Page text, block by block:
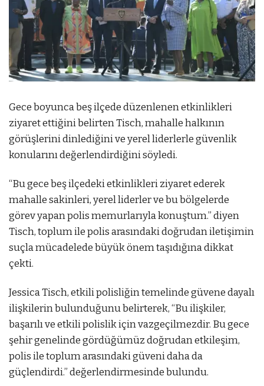
Gece boyunca beş ilçede düzenlenen etkinlikleri
ziyaret ettiğini belirten Tisch, mahalle halkının
görüşlerini dinlediğini ve yerel liderlerle güvenlik
konularını değerlendirdiğini söyledi.
“Bu gece beş ilçedeki etkinlikleri ziyaret ederek
mahalle sakinleri, yerel liderler ve bu bölgelerde
görev yapan polis memurlarıyla konuştum.” diyen
Tisch, toplum ile polis arasındaki doğrudan iletişimin
suçla mücadelede büyük önem taşıdığına dikkat
çekti.
Jessica Tisch, etkili polisliğin temelinde güvene dayalı
ilişkilerin bulunduğunu belirterek, “Bu ilişkiler,
başarılı ve etkili polislik için vazgeçilmezdir. Bu gece
şehir genelinde gördüğümüz doğrudan etkileşim,
polis ile toplum arasındaki güveni daha da
güçlendirdi.” değerlendirmesinde bulundu.